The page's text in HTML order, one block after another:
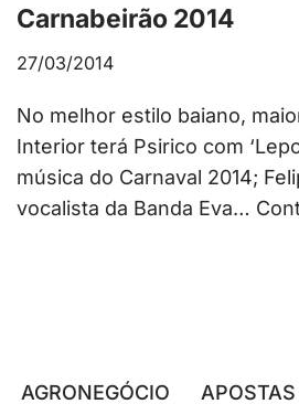
Carnabeirão 2014
27/03/2014
No melhor estilo baiano,
Interior terá Psirico com
música do Carnaval 2014;
vocalista da Banda Eva…
AGRONEGÓCIO APOSTAS